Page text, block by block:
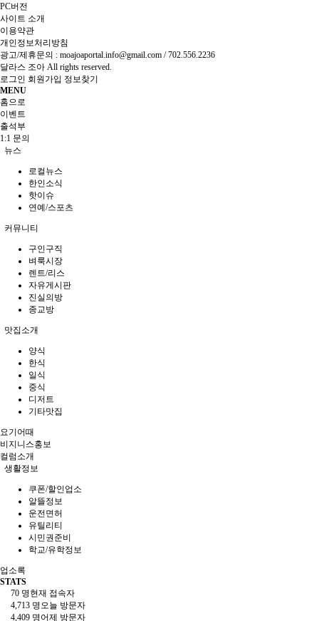
PC버전
사이트 소개
이용약관
개인정보처리방침
광고/제휴문의 : moajoaportal.info@gmail.com / 702.556.2236
달라스 조아 All rights reserved.
로그인 회원가입 정보찾기
MENU
홈으로
이벤트
출석부
1:1 문의
뉴스
로컬뉴스
한인소식
핫이슈
연예/스포츠
커뮤니티
구인구직
벼룩시장
렌트/리스
자유게시판
진실의방
종교방
맛집소개
양식
한식
일식
중식
디저트
기타맛집
요기어때
비지니스홍보
컬럼소개
생활정보
쿠폰/할인업소
알뜰정보
운전면허
유틸리티
시민권준비
학교/유학정보
업소록
STATS
70 명현재 접속자
4,713 명 오늘 방문자
4,409 명어제 방문자